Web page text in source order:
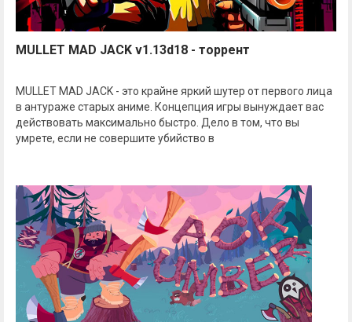
MULLET MAD JACK v1.13d18 - торрент
MULLET MAD JACK - это крайне яркий шутер от первого лица
в антураже старых аниме. Концепция игры вынуждает вас
действовать максимально быстро. Дело в том, что вы
умрете, если не совершите убийство в